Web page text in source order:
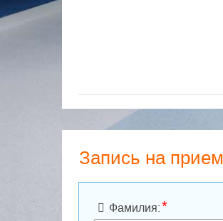
Запись на прием
Фамилия:*